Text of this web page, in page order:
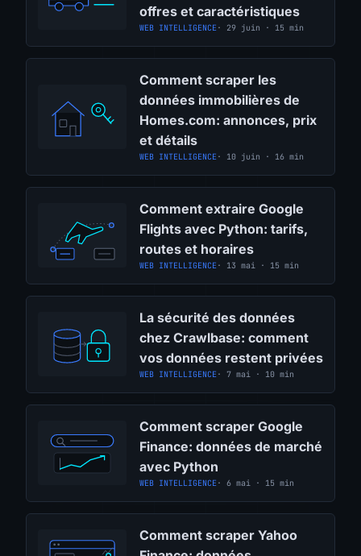
offres et caractéristiques
WEB INTELLIGENCE · 29 juin · 15 min
Comment scraper les
données immobilières de
Homes.com: annonces, prix
et détails
WEB INTELLIGENCE · 10 juin · 16 min
Comment extraire Google
Flights avec Python: tarifs,
routes et horaires
WEB INTELLIGENCE · 13 mai · 15 min
La sécurité des données
chez Crawlbase: comment
vos données restent privées
WEB INTELLIGENCE · 7 mai · 10 min
Comment scraper Google
Finance: données de marché
avec Python
WEB INTELLIGENCE · 6 mai · 15 min
Comment scraper Yahoo